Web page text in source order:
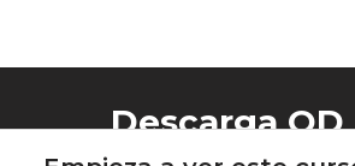
Descarga QD